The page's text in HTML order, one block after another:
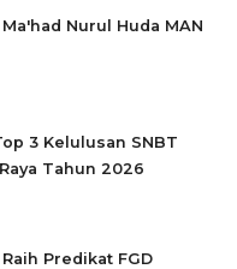
Nurul Huda MAN
3 Kelulusan SNBT
Tahun 2026
Predikat FGD